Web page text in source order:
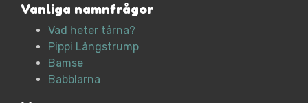
Vanliga namnfrågor
Vad heter tårna?
Pippi Långstrump
Bamse
Babblarna